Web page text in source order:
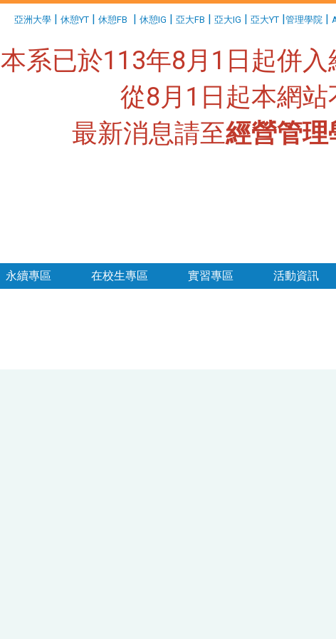
亞洲大學 | 休憩YT | 休憩FB | 休憩IG | 亞大FB | 亞大IG | 亞大YT |管理學院 |
本系已於113年8月1日起併入
從8月1日起本網站
最新消息請至經營管理
永續專區 在校生專區 實習專區 活動資訊